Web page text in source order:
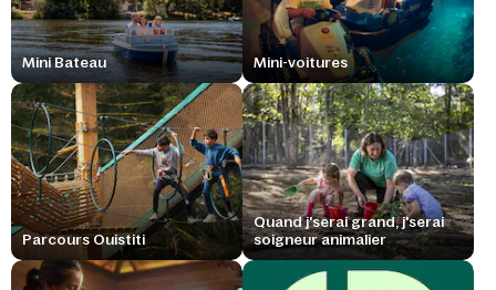
Mini Bateau Mini-voitures
Parcours Ouistiti
Quand j'serai grand, j'serai
soigneur animalier